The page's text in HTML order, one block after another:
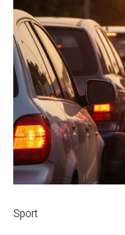
Sport